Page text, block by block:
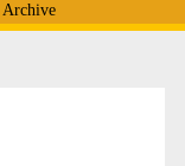
Archive